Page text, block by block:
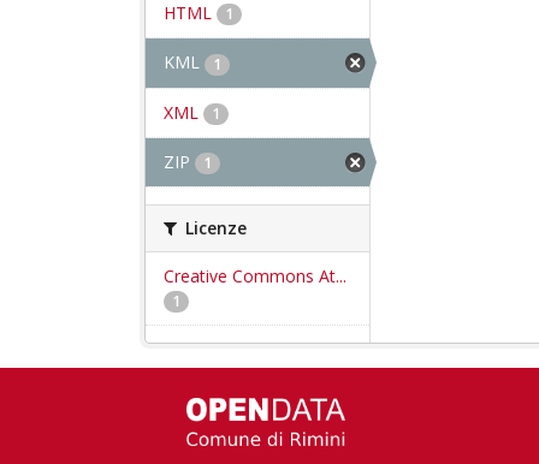
HTML 1
KML 1
XML 1
ZIP 1
Licenze
Creative Commons At...
1